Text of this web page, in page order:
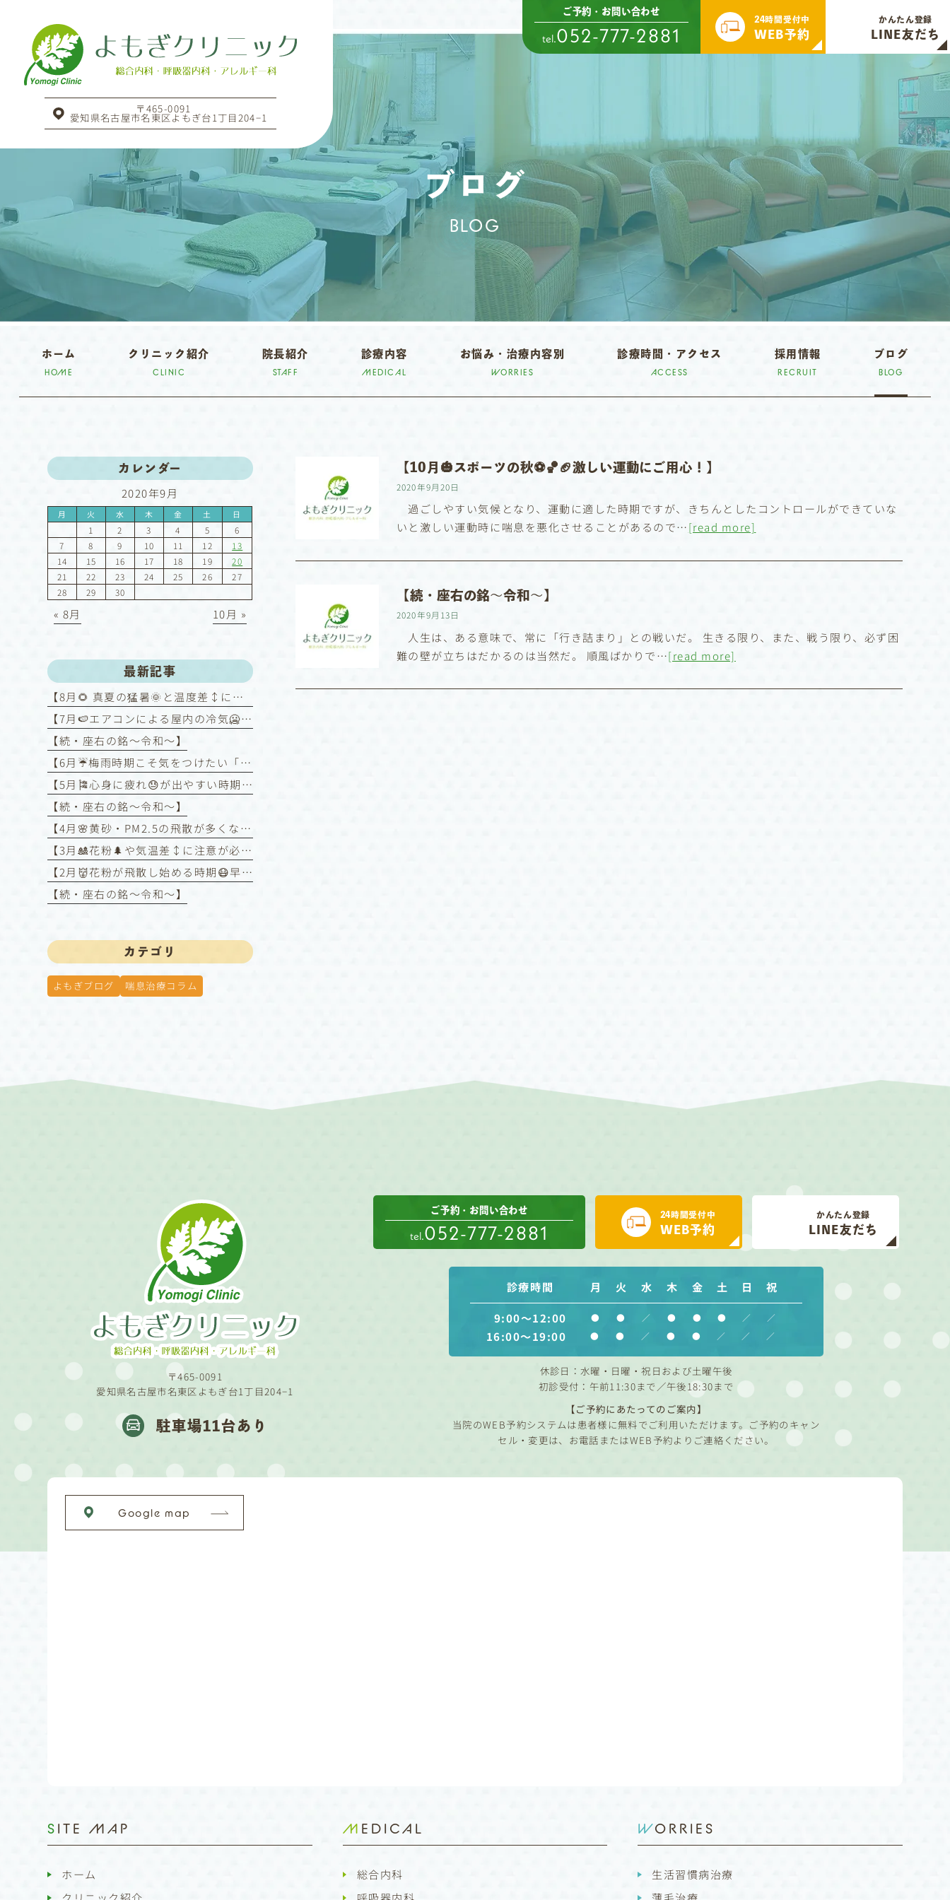
〒465-0091
愛知県名古屋市名東区よもぎ台1丁目204−1
ご予約・お問い合わせ
tel.052-777-2881
24時間受付中
WEB予約
かんたん登録
LINE友だち
ブログ
BLOG
ホーム
HOME
クリニック紹介
CLINIC
院長紹介
STAFF
診療内容
MEDICAL
お悩み・治療内容別
WORRIES
診療時間・アクセス
ACCESS
採用情報
RECRUIT
ブログ
BLOG
【10月🎃スポーツの秋⚽️🏀🏈激しい運動にご用心！】
2020年9月20日
過ごしやすい気候となり、運動に適した時期ですが、きちんとしたコントロールができていな
いと激しい運動時に喘息を悪化させることがあるので…[read more]
【続・座右の銘〜令和〜】
2020年9月13日
人生は、ある意味で、常に「行き詰まり」との戦いだ。 生きる限り、また、戦う限り、必ず困
難の壁が立ちはだかるのは当然だ。 順風ばかりで…[read more]
カレンダー
2020年9月
月 火 水 木 金 土 日
1 2 3 4 5
6
7
8 9 10 11 12
13
14
15 16 17 18 19
20
21
22 23 24 25 26
27
28
29 30
« 8月 10月 »
最新記事
【8月🌻 真夏の猛暑🌞と温度差↕️にご注意！～喘息を悪化させないために～】
【7月🍉エアコンによる屋内の冷気🥶と屋外の暑さ🥵との温度差↕️に注意！】
【続・座右の銘〜令和〜】
【6月☔️梅雨時期こそ気をつけたい「喘息コントロール」】
【5月🎏心身に疲れ😓が出やすい時期】
【続・座右の銘〜令和〜】
【4月🌸黄砂・PM2.5の飛散が多くなる時期】
【3月🎎花粉🌲や気温差↕️に注意が必要な時期】
【2月👹花粉が飛散し始める時期😷早めの対策を❗️】
【続・座右の銘〜令和〜】
カテゴリ
よもぎブログ 喘息治療コラム
〒465-0091
愛知県名古屋市名東区よもぎ台1丁目204−1
駐車場11台あり
ご予約・お問い合わせ
tel.052-777-2881
24時間受付中
WEB予約
かんたん登録
LINE友だち
診療時間 月 火 水 木 金 土 日
祝
9:00～12:00
● ● ／ ● ● ● ／ ／
16:00～19:00 ● ● ／ ● ● ／ ／ ／
休診日：水曜・日曜・祝日および土曜午後
初診受付：午前11:30まで／午後18:30まで
【ご予約にあたってのご案内】
当院のWEB予約システムは患者様に無料でご利用いただけます。ご予約のキャン
セル・変更は、お電話またはWEB予約よりご連絡ください。
Google map
SITE MAP
ホーム
MEDICAL
総合内科
WORRIES
生活習慣病治療